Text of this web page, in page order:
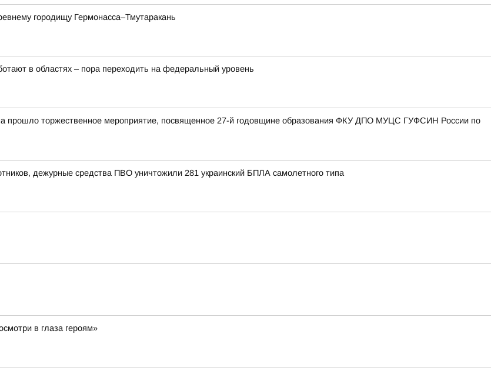
городищу Гермонасса–Тмутаракань
в областях – пора переходить на федеральный уровень
прошло торжественное мероприятие, посвященное 27-й годовщине образования ФКУ ДПО МУЦС ГУФСИН России по
дежурные средства ПВО уничтожили 281 украинский БПЛА самолетного типа
в глаза героям»